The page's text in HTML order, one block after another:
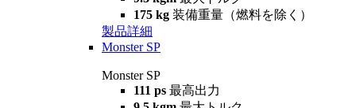
175 kg 装備重量（燃料を除く）
製品詳細
Monster SP
Monster SP
111 ps 最高出力